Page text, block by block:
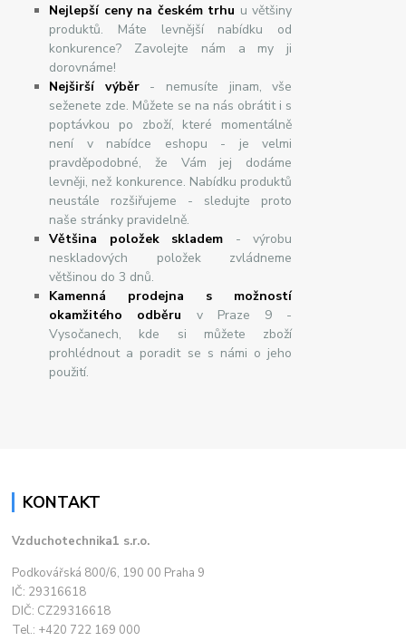
Nejlepší ceny na českém trhu u většiny
produktů. Máte levnější nabídku od
konkurence? Zavolejte nám a my ji
dorovnáme!
Nejširšívýběr- nemusíte jinam, vše
seženete zde. Můžete se na nás obrátit i s
poptávkou po zboží, které momentálně
není v nabídce eshopu - je velmi
pravděpodobné, že Vám jej dodáme
levněji, než konkurence. Nabídku produktů
neustále rozšiřujeme - sledujte proto
naše stránky pravidelně.
Většina položek skladem - výrobu
neskladových položek zvládneme
většinou do 3 dnů.
Kamenná prodejna s možností
okamžitého odběru v Praze 9 -
Vysočanech, kde si můžete zboží
prohlédnout a poradit se s námi o jeho
použití.
KONTAKT
Vzduchotechnika1 s.r.o.
Podkovářská 800/6, 190 00 Praha 9
IČ: 29316618
DIČ: CZ29316618
Tel.: +420 722 169 000